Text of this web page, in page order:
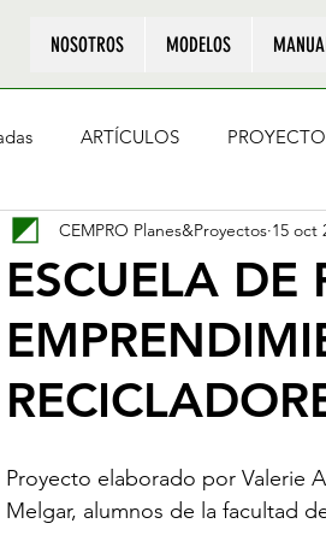
NOSOTROS MODELOS
ARTÍCULOS
ESCUELA
CEMPRO Planes&Proyectos 15 oct
Proyecto elaborado por Valerie
Melgar, alumnos de la facultad